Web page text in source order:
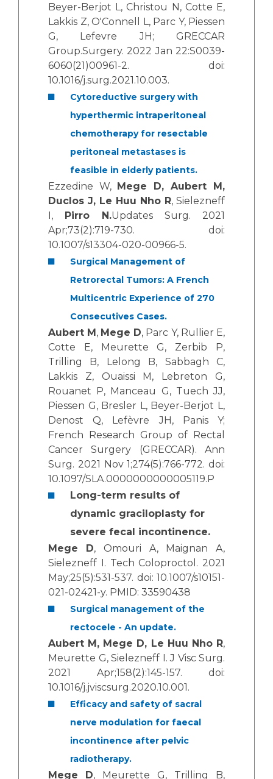
Beyer-Berjot L, Christou N, Cotte E,
Lakkis Z, O'Connell L, Parc Y, Piessen
G, Lefevre JH; GRECCAR
Group.Surgery. 2022 Jan 22:S0039-
6060(21)00961-2. doi:
10.1016/j.surg.2021.10.003.
Cytoreductive surgery with
hyperthermic intraperitoneal
chemotherapy for resectable
peritoneal metastases is
feasible in elderly patients.
Ezzedine W, Mege D, Aubert M,
Duclos J, Le Huu Nho R, Sielezneff
I, Pirro N.Updates Surg. 2021
Apr;73(2):719-730. doi:
10.1007/s13304-020-00966-5.
Surgical Management of
Retrorectal Tumors: A French
Multicentric Experience of 270
Consecutives Cases.
Aubert M, Mege D, Parc Y, Rullier E,
Cotte E, Meurette G, Zerbib P,
Trilling B, Lelong B, Sabbagh C,
Lakkis Z, Ouaissi M, Lebreton G,
Rouanet P, Manceau G, Tuech JJ,
Piessen G, Bresler L, Beyer-Berjot L,
Denost Q, Lefèvre JH, Panis Y;
French Research Group of Rectal
Cancer Surgery (GRECCAR). Ann
Surg. 2021 Nov 1;274(5):766-772. doi:
10.1097/SLA.0000000000005119.P
Long-term results of
dynamic graciloplasty for
severe fecal incontinence.
Mege D, Omouri A, Maignan A,
Sielezneff I. Tech Coloproctol. 2021
May;25(5):531-537. doi: 10.1007/s10151-
021-02421-y. PMID: 33590438
Surgical management of the
rectocele - An update.
Aubert M, Mege D, Le Huu Nho R,
Meurette G, Sielezneff I. J Visc Surg.
2021 Apr;158(2):145-157. doi:
10.1016/j.jviscsurg.2020.10.001.
Efficacy and safety of sacral
nerve modulation for faecal
incontinence after pelvic
radiotherapy.
Mege D, Meurette G, Trilling B,